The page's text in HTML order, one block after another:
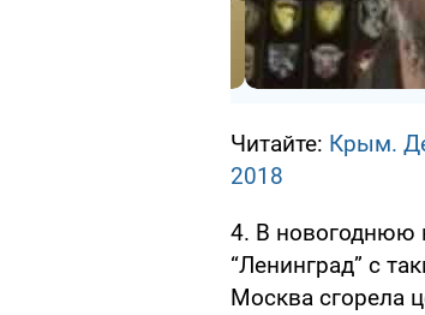
Читайте: Крым.
2018
4. В новогоднюю
“Ленинград” с
Москва сгорела